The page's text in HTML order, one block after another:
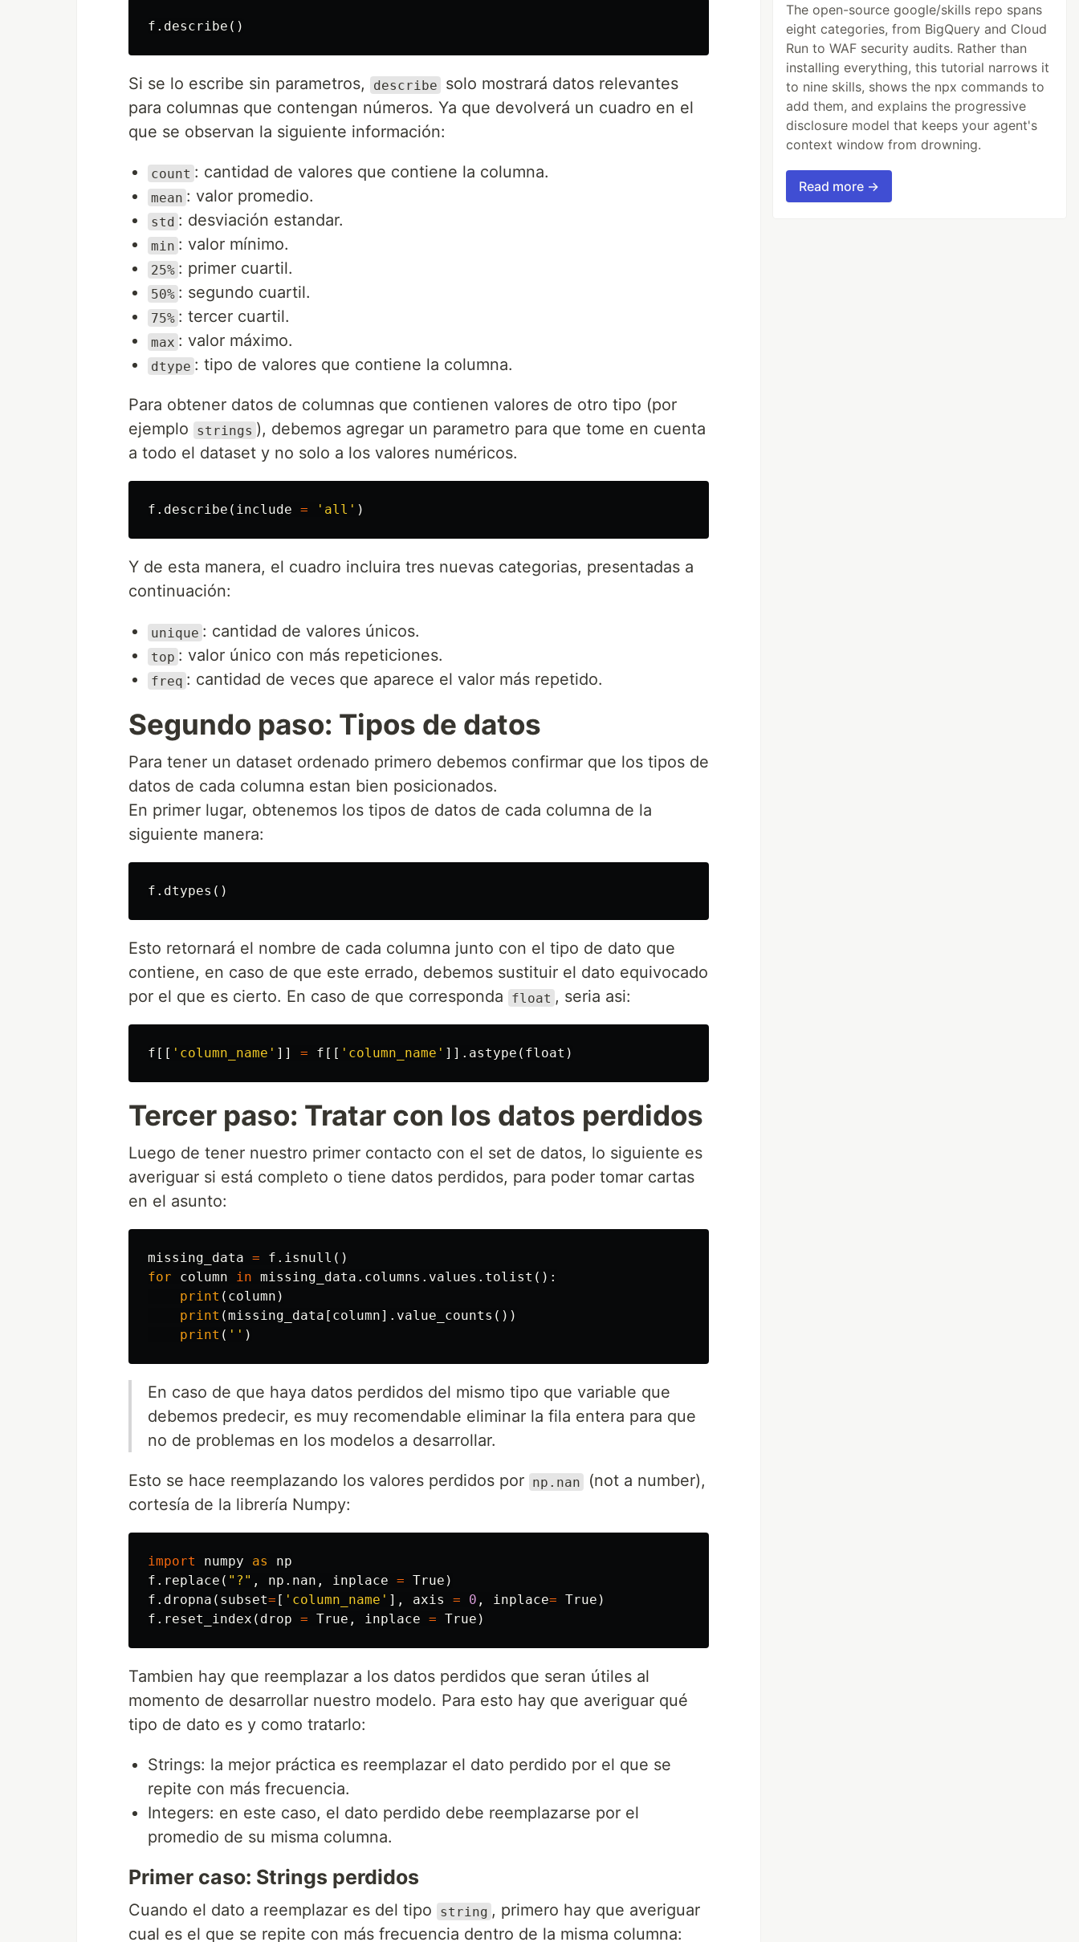
f . describe ()
Si se lo escribe sin parametros, describe
solo mostrará datos relevantes
para columnas que contengan números. Ya que devolverá un cuadro en el
que se observan la siguiente información:
count : cantidad de valores que contiene la columna.
mean : valor promedio.
std : desviación estandar.
min : valor mínimo.
25% : primer cuartil.
50% : segundo cuartil.
75% : tercer cuartil.
max : valor máximo.
dtype : tipo de valores que contiene la columna.
Para obtener datos de columnas que contienen valores de otro tipo (por
ejemplo
strings ), debemos agregar un parametro para que tome en cuenta
a todo el dataset y no solo a los valores numéricos.
f . describe ( include = 'all' )
Y de esta manera, el cuadro incluira tres nuevas categorias, presentadas a
continuación:
unique : cantidad de valores únicos.
top : valor único con más repeticiones.
freq : cantidad de veces que aparece el valor más repetido.
Segundo paso: Tipos de datos
Para tener un dataset ordenado primero debemos confirmar que los tipos de
datos de cada columna estan bien posicionados.
En primer lugar, obtenemos los tipos de datos de cada columna de la
siguiente manera:
f . dtypes ()
Esto retornará el nombre de cada columna junto con el tipo de dato que
contiene, en caso de que este errado, debemos sustituir el dato equivocado
por el que es cierto. En caso de que corresponda
float , seria asi:
f [[ 'column_name' ]] = f [[ 'column_name' ]]. astype ( float )
Tercer paso: Tratar con los datos perdidos
Luego de tener nuestro primer contacto con el set de datos, lo siguiente es
averiguar si está completo o tiene datos perdidos, para poder tomar cartas
en el asunto:
missing_data = f . isnull ()
for
column in missing_data . columns . values . tolist ():
print ( column )
print (missing_data [ column]. value_counts ())
print ( '' )
En caso de que haya datos perdidos del mismo tipo que variable que
debemos predecir, es muy recomendable eliminar la fila entera para que
no de problemas en los modelos a desarrollar.
Esto se hace reemplazando los valores perdidos por np.nan
(not a number),
cortesía de la librería Numpy:
import numpy as
np
f . replace ( "?" , np . nan , inplace = True )
f . dropna ( subset= [ 'column_name' ], axis = 0 , inplace= True )
f . reset_index ( drop = True , inplace = True )
Tambien hay que reemplazar a los datos perdidos que seran útiles al
momento de desarrollar nuestro modelo. Para esto hay que averiguar qué
tipo de dato es y como tratarlo:
Strings: la mejor práctica es reemplazar el dato perdido por el que se
repite con más frecuencia.
Integers: en este caso, el dato perdido debe reemplazarse por el
promedio de su misma columna.
Primer caso: Strings perdidos
Cuando el dato a reemplazar es del tipo string , primero hay que averiguar
cual es el que se repite con más frecuencia dentro de la misma columna:
The open-source google/skills repo spans
eight categories, from BigQuery and Cloud
Run to WAF security audits. Rather than
installing everything, this tutorial narrows it
to nine skills, shows the npx commands to
add them, and explains the progressive
disclosure model that keeps your agent's
context window from drowning.
Read more →